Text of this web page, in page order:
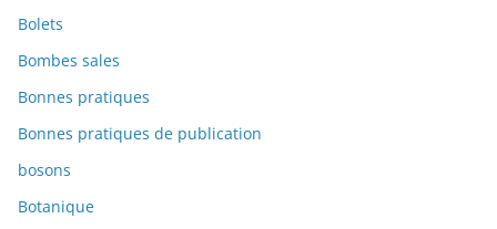
Bolets
Bombes sales
Bonnes pratiques
Bonnes pratiques de publication
bosons
Botanique